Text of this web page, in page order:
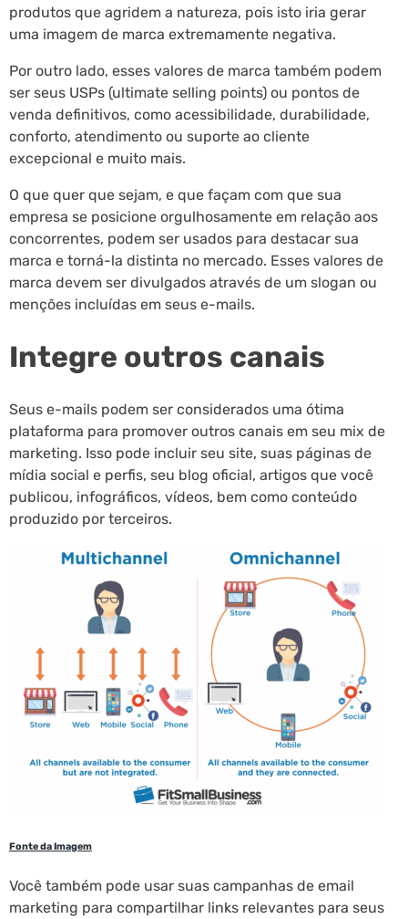
produtos que agridem a natureza, pois isto iria gerar
uma imagem de marca extremamente negativa.
Por outro lado, esses valores de marca também podem
ser seus USPs (ultimate selling points) ou pontos de
venda definitivos, como acessibilidade, durabilidade,
conforto, atendimento ou suporte ao cliente
excepcional e muito mais.
O que quer que sejam, e que façam com que sua
empresa se posicione orgulhosamente em relação aos
concorrentes, podem ser usados para destacar sua
marca e torná-la distinta no mercado. Esses valores de
marca devem ser divulgados através de um slogan ou
menções incluídas em seus e-mails.
Integre outros canais
Seus e-mails podem ser considerados uma ótima
plataforma para promover outros canais em seu mix de
marketing. Isso pode incluir seu site, suas páginas de
mídia social e perfis, seu blog oficial, artigos que você
publicou, infográficos, vídeos, bem como conteúdo
produzido por terceiros.
Fonte da Imagem
Você também pode usar suas campanhas de email
marketing para compartilhar links relevantes para seus